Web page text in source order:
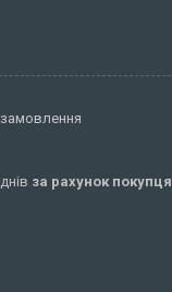
за рахунок покупця